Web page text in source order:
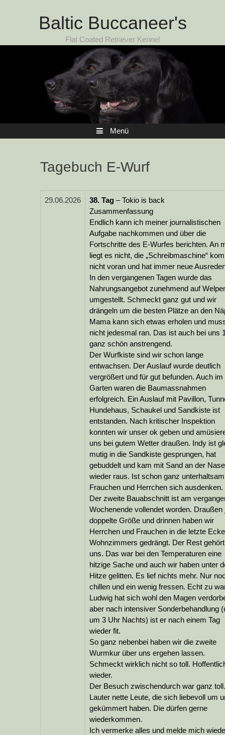
Baltic Buccaneer's
Flat Coated Retriever Kennel
Menü
Tagebuch E-Wurf
29.06.2026 38. Tag – Tokio is back
Zusammenfassung
Endlich kann ich meiner journalistischen
Aufgabe nachkommen und über die
Fortschritte des E-Wurfes berichten. An
liegt es nicht, die „Schreibmaschine“
nicht voran und hat immer neue
In den vergangenen Tagen wurde das
Nahrungsangebot zunehmend auf
umgestellt. Schmeckt ganz gut und wir
drängeln um die besten Plätze an den
Mama kann sich etwas erholen und
nicht jedesmal ran. Das ist auch bei uns
ganz schön anstrengend.
Der Wurfkiste sind wir schon lange
entwachsen. Der Auslauf wurde deutlich
vergrößert und für gut befunden. Auch im
Garten waren die Baumassnahmen
erfolgreich. Ein Auslauf mit Pavillon,
Hundehaus, Schaukel und Sandkiste ist
entstanden. Nach kritischer Inspektion
konnten wir unser ok geben und
uns bei gutem Wetter draußen. Indy ist
mutig in die Sandkiste gesprungen, hat
gebuddelt und kam mit Sand an der Nase
wieder raus. Ist schon ganz
Frauchen und Herrchen sich ausdenken.
Der zweite Bauabschnitt ist am
Wochenende vollendet worden. Draußen
doppelte Größe und drinnen haben wir
Herrchen und Frauchen in die letzte
Wohnzimmers gedrängt. Der Rest
uns. Das war bei den Temperaturen eine
hitzige Sache und auch wir haben unter
Hitze gelitten. Es lief nichts mehr. Nur
chillen und ein wenig fressen. Echt zu
Ludwig hat sich wohl den Magen
aber nach intensiver Sonderbehandlung
um 3 Uhr Nachts) ist er nach einem Tag
wieder fit.
So ganz nebenbei haben wir die zweite
Wurmkur über uns ergehen lassen.
Schmeckt wirklich nicht so toll.
wieder.
Der Besuch zwischendurch war ganz toll.
Lauter nette Leute, die sich liebevoll um
gekümmert haben. Die dürfen gerne
wiederkommen.
Ich vermerke alles und melde mich